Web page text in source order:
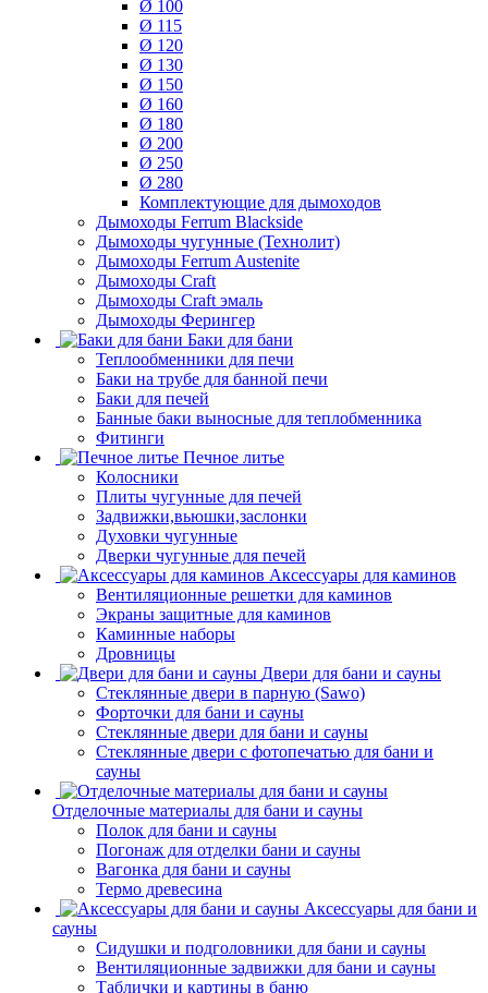
Ø 100
Ø 115
Ø 120
Ø 130
Ø 150
Ø 160
Ø 180
Ø 200
Ø 250
Ø 280
Комплектующие для дымоходов
Дымоходы Ferrum Blackside
Дымоходы чугунные (Технолит)
Дымоходы Ferrum Austenite
Дымоходы Craft
Дымоходы Craft эмаль
Дымоходы Ферингер
Баки для бани
Теплообменники для печи
Баки на трубе для банной печи
Баки для печей
Банные баки выносные для теплобменника
Фитинги
Печное литье
Колосники
Плиты чугунные для печей
Задвижки,вьюшки,заслонки
Духовки чугунные
Дверки чугунные для печей
Аксессуары для каминов
Вентиляционные решетки для каминов
Экраны защитные для каминов
Каминные наборы
Дровницы
Двери для бани и сауны
Стеклянные двери в парную (Sawo)
Форточки для бани и сауны
Стеклянные двери для бани и сауны
Стеклянные двери с фотопечатью для бани и
сауны
Отделочные материалы для бани и сауны
Полок для бани и сауны
Погонаж для отделки бани и сауны
Вагонка для бани и сауны
Термо древесина
Аксессуары для бани и
сауны
Сидушки и подголовники для бани и сауны
Вентиляционные задвижки для бани и сауны
Таблички и картины в баню